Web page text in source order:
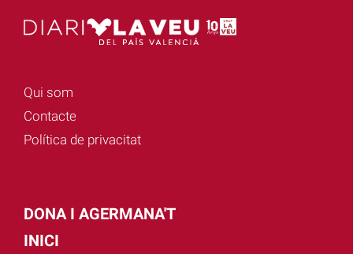
Qui som
Contacte
Política de privacitat
DONA I AGERMANA'T
INICI